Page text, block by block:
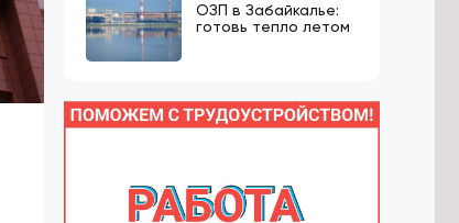
ОЗП в Забайкалье:
готовь тепло летом